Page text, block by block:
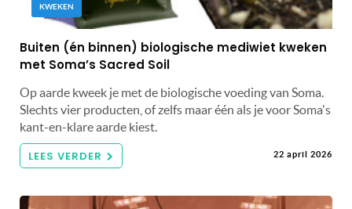
KWEKEN
Buiten (én binnen) biologische mediwiet kweken
met Soma’s Sacred Soil
Op aarde kweek je met de biologische voeding van Soma.
Slechts vier producten, of zelfs maar één als je voor Soma's
kant-en-klare aarde kiest.
LEES VERDER 22 april 2026